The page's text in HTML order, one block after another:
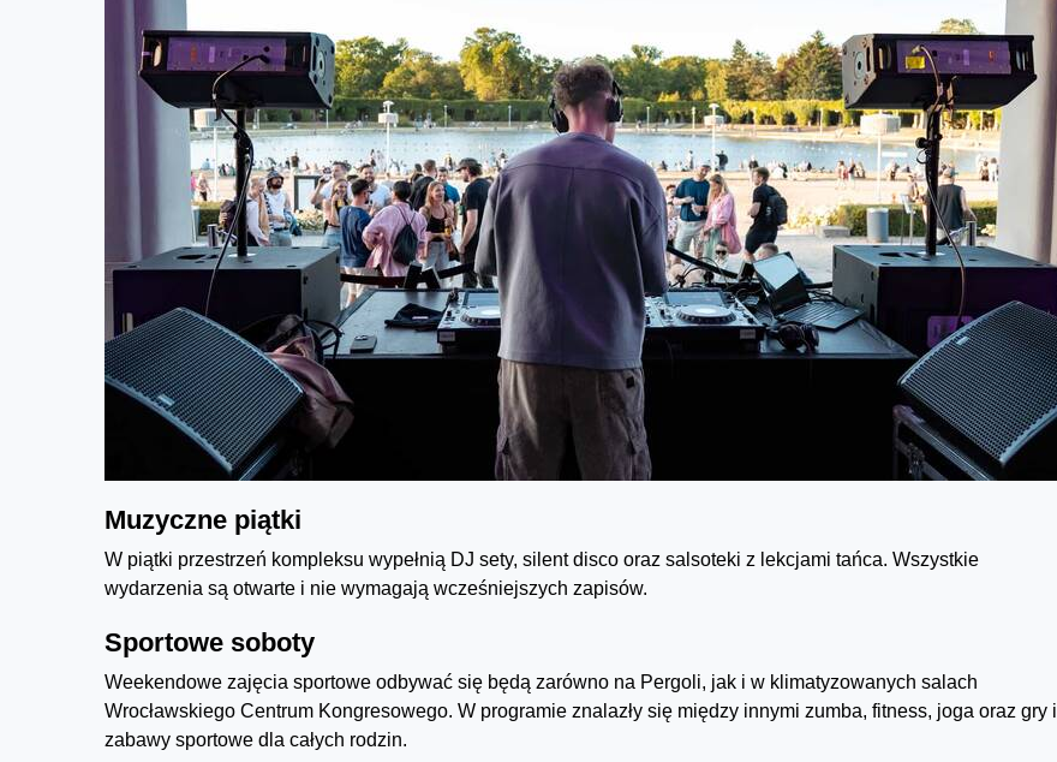
Muzyczne piątki
W piątki przestrzeń kompleksu wypełnią DJ sety, silent disco oraz salsoteki z lekcjami tańca. Wszystkie
wydarzenia są otwarte i nie wymagają wcześniejszych zapisów.
Sportowe soboty
Weekendowe zajęcia sportowe odbywać się będą zarówno na Pergoli, jak i w klimatyzowanych salach
Wrocławskiego Centrum Kongresowego. W programie znalazły się między innymi zumba, fitness, joga oraz gry i
zabawy sportowe dla całych rodzin.